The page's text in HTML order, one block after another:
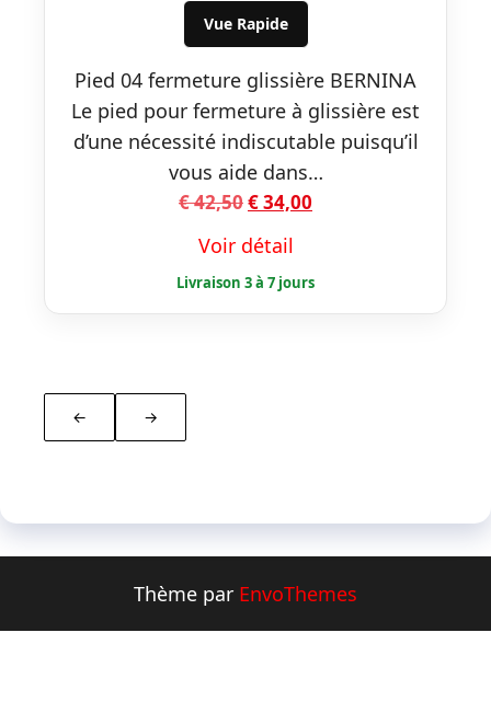
€ 42,50.
Vue Rapide
Pied 04 fermeture glissière BERNINA
Le pied pour fermeture à glissière est
d’une nécessité indiscutable puisqu’il
vous aide dans…
€42,50Le
initial
était :
€ 42,50.
€34,00
est :
€ 34,00.
Voir détail
← →
Thème par EnvoThemes